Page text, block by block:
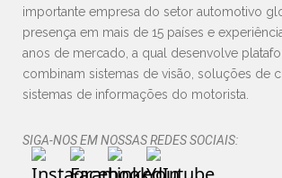
importante empresa do setor automotivo
presença em mais de 15 países e
anos de mercado, a qual desenvolve
combinam sistemas de visão, soluções de
sistemas de informações do motorista.
SIGA-NOS EM NOSSAS REDES SOCIAIS: